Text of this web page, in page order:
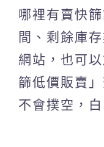
哪裡有賣快
間、剩餘庫
網站，也可
篩低價販賣
不會撲空，